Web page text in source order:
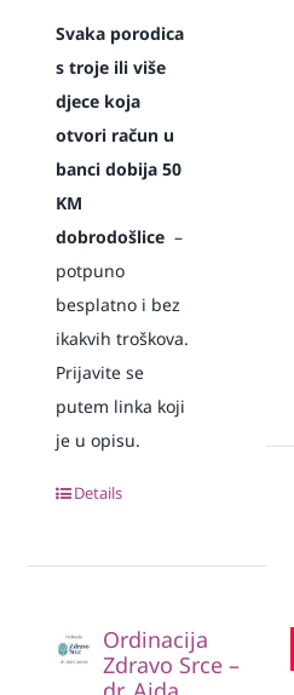
Svaka porodica
s troje ili više
djece koja
otvori račun u
banci dobija 50
KM
dobrodošlice–
potpuno
besplatno i bez
ikakvih troškova.
Prijavite se
putem linka koji
je u opisu.
Details
Ordinacija
Zdravo Srce –